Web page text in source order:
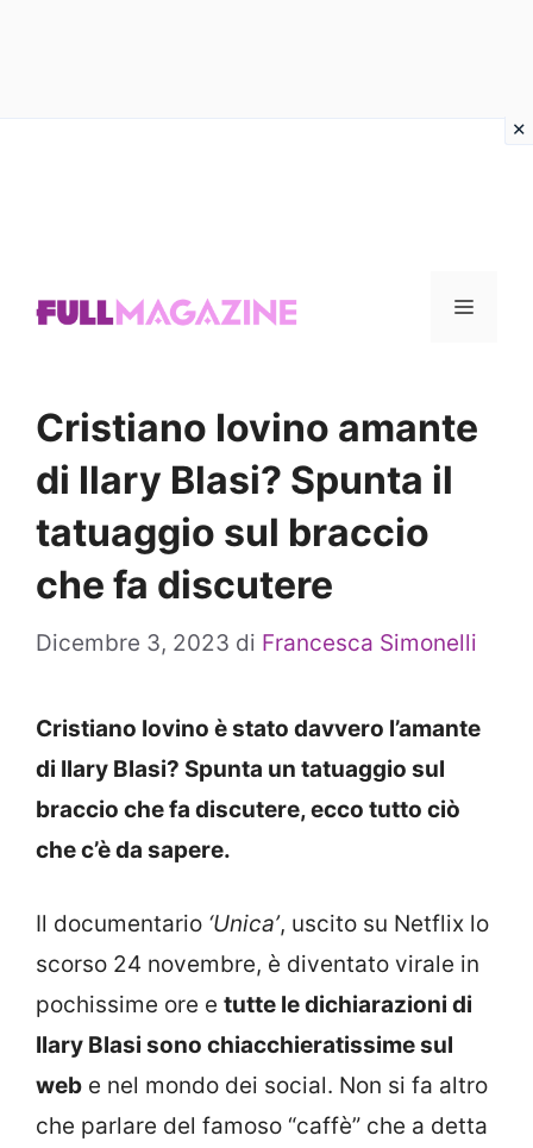
Menu
Cristiano Iovino amante
di Ilary Blasi? Spunta il
tatuaggio sul braccio
che fa discutere
Dicembre 3, 2023 di Francesca Simonelli
Cristiano Iovino è stato davvero l’amante
di Ilary Blasi? Spunta un tatuaggio sul
braccio che fa discutere, ecco tutto ciò
che c’è da sapere.
Il documentario ‘Unica’, uscito su Netflix lo
scorso 24 novembre, è diventato virale in
pochissime ore e tutte le dichiarazioni di
Ilary Blasi sono chiacchieratissime sul
web e nel mondo dei social. Non si fa altro
che parlare del famoso “caffè” che a detta